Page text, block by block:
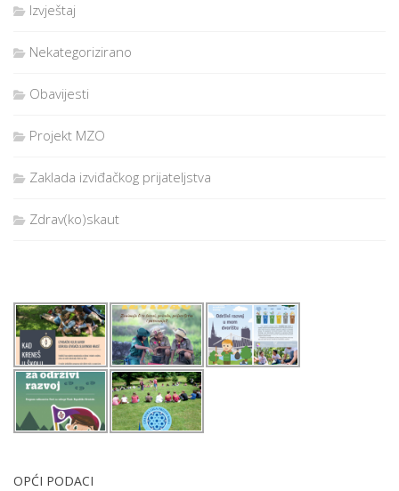
ROK ZA PRIJAVU
https://docs.google.com/forms/d/1QZweBKKHzqJMZHHoTYkk
oKTUmnJ5H_FETUoiIxD2UTc/edit treba popuniti svaki
mjesta u autobusu, zaustaviti ćemo prijave. Prednost pri
prijavi imati će oni koji se prvi prijave. Molimo da se ne
zauzimate nekom mjesto tko bi išao, ali zbog vaše prijave ne
OSTALO
obrascu dobiti epidemiološki list – suglasnost koji je
OBVEZNOimati i bez kojeg se na izlet ne može ići. Za sve
ikjavor@gmail.comili nazvatiBLAŽENKU HAP – BLAŽU
odgovornu voditeljicu izleta(099-254-41-47).
Vidimo se na izletu i susretu s poletarcima iz Valpova!
Izvještaj
Nekategorizirano
Obavijesti
Projekt MZO
Zaklada izviđačkog prijateljstva
Zdrav(ko)skaut
OPĆI PODACI